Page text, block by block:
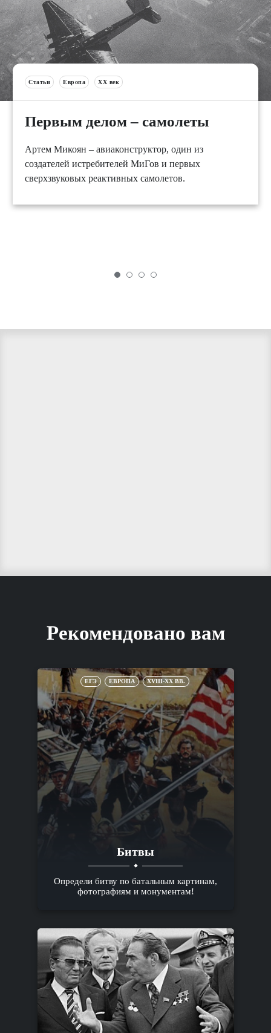
Статьи Европа XX век
Первым делом – самолеты
Артем Микоян – авиаконструктор, один из
создателей истребителей МиГов и первых
сверхзвуковых реактивных самолетов.
Рекомендовано вам
ЕГЭ ЕВРОПА XVIII-XX ВВ.
Битвы
Определи битву по батальным картинам,
фотографиям и монументам!